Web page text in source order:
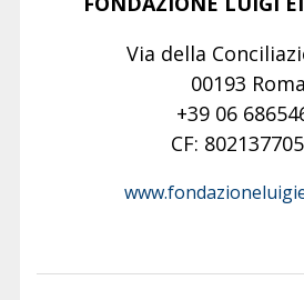
Via della
00193 Roma
+39 06
CF: